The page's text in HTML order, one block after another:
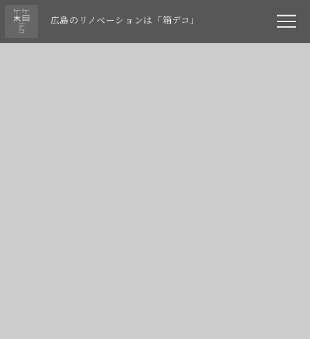
広島のリノベーションは「箱デコ」